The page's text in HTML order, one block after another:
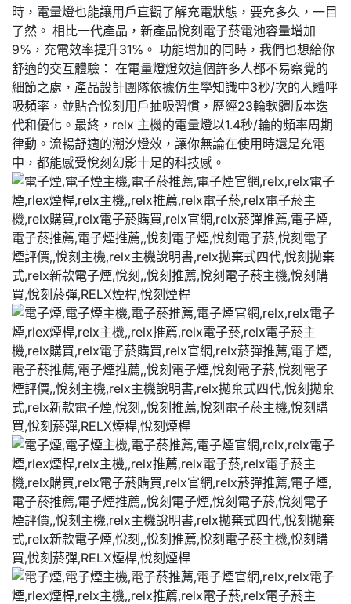
時，電量燈也能讓用戶直觀了解充電狀態，要充多久，一目
了然。 相比一代產品，新產品悅刻電子菸電池容量增加
9%，充電效率提升31%。 功能增加的同時，我們也想給你
舒適的交互體驗： 在電量燈燈效這個許多人都不易察覺的
細節之處，產品設計團隊依據仿生學知識中3秒/次的人體呼
吸頻率，並貼合悅刻用戶抽吸習慣，歷經23輪軟體版本迭
代和優化。最終，relx 主機的電量燈以1.4秒/輪的頻率周期
律動。流暢舒適的潮汐燈效，讓你無論在使用時還是充電
中，都能感受悅刻幻影十足的科技感。